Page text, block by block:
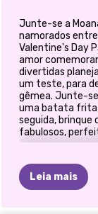
Junte-se a
namorados
Valentine's Day
amor
divertidas
um teste, para
gêmea. Junte-se
uma batata frita
seguida, brinque
fabulosos,
Leia mais